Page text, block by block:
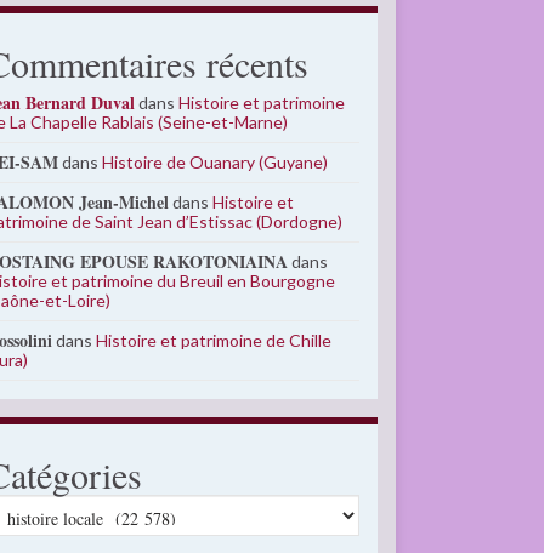
récents
Bernard DuvaldansHistoire et patrimoine
La Chapelle Rablais (Seine-et-Marne)
SAMdansHistoire de Ouanary (Guyane)
Jean-MicheldansHistoire et
de Saint Jean d’Estissac (Dordogne)
EPOUSE RAKOTONIAINAdans
et patrimoine du Breuil en Bourgogne
et-Loire)
dansHistoire et patrimoine de Chille